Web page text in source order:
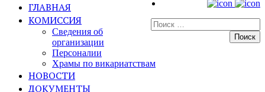
Искать:
ГЛАВНАЯ
КОМИССИЯ
Сведения об
организации
Персоналии
Храмы по викариатствам
НОВОСТИ
ДОКУМЕНТЫ